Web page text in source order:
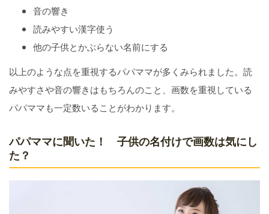
音の響き
読みやすい漢字使う
他の子供とかぶらない名前にする
以上のような点を重視するパパママが多くみられました。読
みやすさや音の響きはもちろんのこと、画数を重視している
パパママも一定数いることがわかります。
パパママに聞いた！ 子供の名付けで画数は気にし
た？